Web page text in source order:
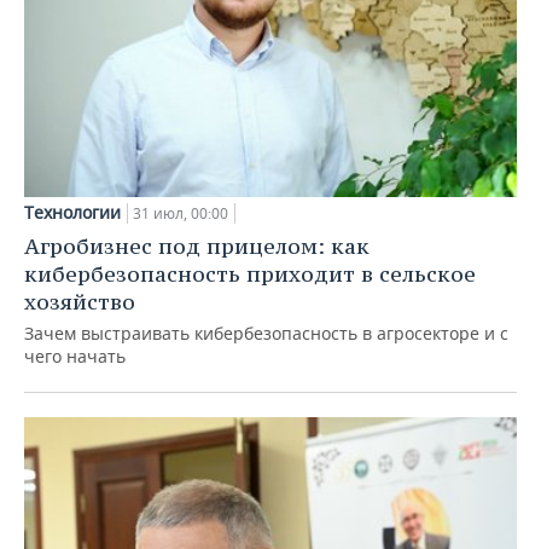
Технологии 31 июл, 00:00
Агробизнес под прицелом: как
кибербезопасность приходит в сельское
хозяйство
Зачем выстраивать кибербезопасность в агросекторе и с
чего начать